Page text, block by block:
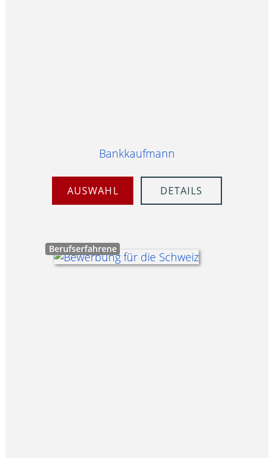
Bankkaufmann
AUSWAHL DETAILS
Berufserfahrene